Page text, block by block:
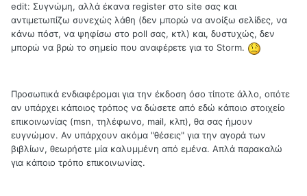
edit: Συγνώμη, αλλά έκανα register στο site σας και
αντιμετωπίζω συνεχώς λάθη (δεν μπορώ να ανοίξω σελίδες, να
κάνω πόστ, να ψηφίσω στο poll σας, κτλ) και, δυστυχώς, δεν
μπορώ να βρώ το σημείο που αναφέρετε για το Storm.
Προσωπικά ενδιαφέρομαι για την έκδοση όσο τίποτε άλλο, οπότε
αν υπάρχει κάποιος τρόπος να δώσετε από εδώ κάποιο στοιχείο
επικοινωνίας (msn, τηλέφωνο, mail, κλπ), θα σας ήμουν
ευγνώμον. Αν υπάρχουν ακόμα "θέσεις" για την αγορά των
βιβλίων, θεωρήστε μία καλυμμένη από εμένα. Απλά παρακαλώ
για κάποιο τρόπο επικοινωνίας.